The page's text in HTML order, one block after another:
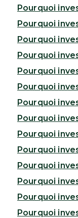
Pourquoi
Pourquoi
Pourquoi
Pourquoi
Pourquoi
Pourquoi
Pourquoi
Pourquoi
Pourquoi
Pourquoi
Pourquoi
Pourquoi
Pourquoi
Pourquoi